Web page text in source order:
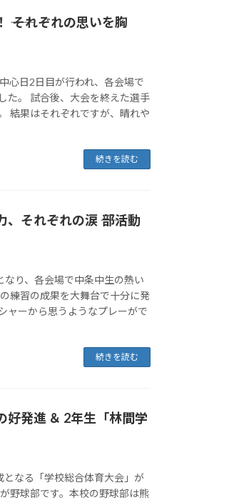
それぞれの思いを胸
心日2日目が行われ、各会場で
た。 試合後、大会を終えた選手
結果はそれぞれですが、晴れや
続きを読む
それぞれの涙 ―― 部活動
り、各会場で中条中生の熱い
練習の成果を大舞台で十分に発
ャーから思うようなプレーがで
続きを読む
好発進 ＆ 2年生「林間学
なる「学校総合体育大会」が
野球部です。本校の野球部は熊